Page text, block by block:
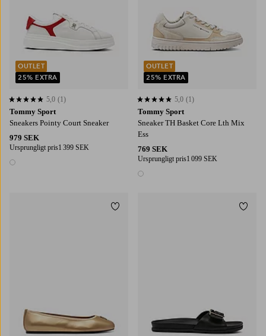
Tommy Sport
Sneakers Pointy Court Sneaker
979 SEK
Ursprungligt pris1 399 SEK
1 färg
5,0 baserat på 1 st betyg
5,0 (1)
OUTLET
25% EXTRA
Tommy Sport
Sneaker TH Basket Core Lth Mix
Ess
769 SEK
Ursprungligt pris1 099 SEK
1 färg
5,0 baserat på 1 st betyg
5,0 (1)
OUTLET
25% EXTRA
Lägg till i favoriter